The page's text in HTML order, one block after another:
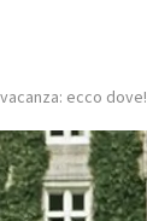
ecco dove!